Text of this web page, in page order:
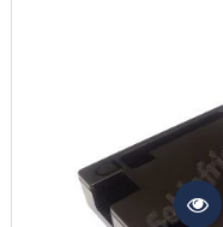
componentes),
compatíveis
Os
fixação para
Aberturas e
dependerá da